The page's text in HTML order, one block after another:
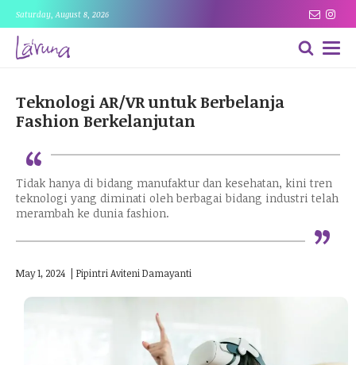
Saturday, August 8, 2026
Teknologi AR/VR untuk Berbelanja
Fashion Berkelanjutan
“
Tidak hanya di bidang manufaktur dan kesehatan, kini tren
teknologi yang diminati oleh berbagai bidang industri telah
merambah ke dunia fashion.
“
May 1, 2024 Pipintri Aviteni Damayanti